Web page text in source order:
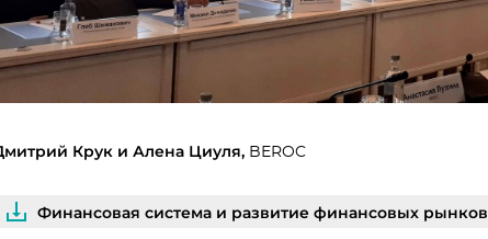
Крук и Алена Циуля, BEROC
Финансовая система и развитие финансовых рынков